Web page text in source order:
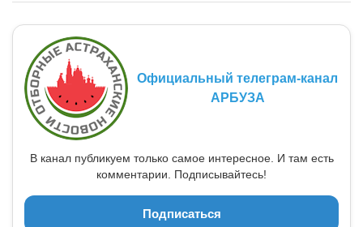
Официальный телеграм-канал
АРБУЗА
В канал публикуем только самое интересное. И там есть
комментарии. Подписывайтесь!
Подписаться